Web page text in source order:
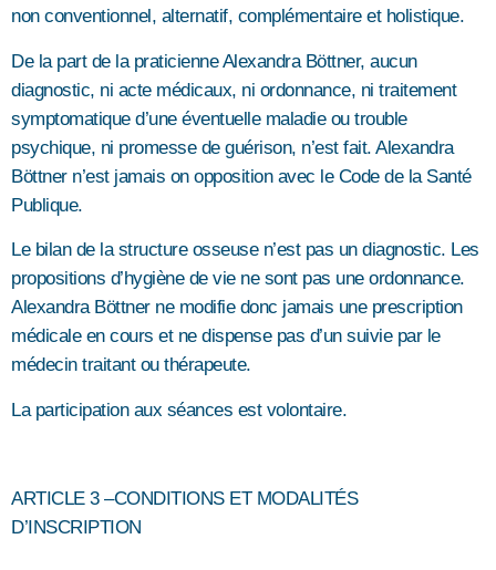
non conventionnel, alternatif, complémentaire et holistique.
De la part de la praticienne Alexandra Böttner, aucun
diagnostic, ni acte médicaux, ni ordonnance, ni traitement
symptomatique d’une éventuelle maladie ou trouble
psychique, ni promesse de guérison, n’est fait. Alexandra
Böttner n’est jamais on opposition avec le Code de la Santé
Publique.
Le bilan de la structure osseuse n’est pas un diagnostic. Les
propositions d’hygiène de vie ne sont pas une ordonnance.
Alexandra Böttner ne modifie donc jamais une prescription
médicale en cours et ne dispense pas d’un suivie par le
médecin traitant ou thérapeute.
La participation aux séances est volontaire.
ARTICLE 3 –CONDITIONS ET MODALITÉS
D’INSCRIPTION